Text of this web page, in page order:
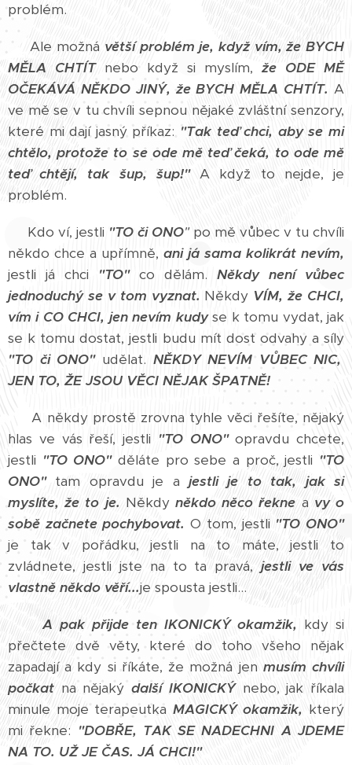
problém.
Ale možná větší problém je, když vím, že BYCH
MĚLA CHTÍTnebo když si myslím, že ODE MĚ
OČEKÁVÁ NĚKDO JINÝ, že BYCH MĚLA CHTÍT. A
ve mě se v tu chvíli sepnou nějaké zvláštní senzory,
které mi dají jasný příkaz: "Tak teď chci, aby se mi
chtělo, protože to se ode mě teď čeká, to ode mě
teď chtějí, tak šup, šup!" A když to nejde, je
problém.
Kdo ví, jestli "TO či ONO"po mě vůbec v tu chvíli
někdo chce a upřímně, ani já sama kolikrát nevím,
jestli já chci "TO"co dělám. Někdy není vůbec
jednoduchý se v tom vyznat. Někdy VÍM, že CHCI,
vím i CO CHCI, jen nevím kudyse k tomu vydat, jak
se k tomu dostat, jestli budu mít dost odvahy a síly
"TO či ONO"udělat. NĚKDY NEVÍM VŮBEC NIC,
JEN TO, ŽE JSOU VĚCI NĚJAK ŠPATNĚ!
A někdy prostě zrovna tyhle věci řešíte, nějaký
hlas ve vás řeší, jestli "TO ONO"opravdu chcete,
jestli "TO ONO"děláte pro sebe a proč, jestli "TO
ONO"tam opravdu je a jestli je to tak, jak si
myslíte, že to je. Někdyněkdo něco řekne a vy o
sobě začnete pochybovat. O tom, jestli "TO ONO"
je tak v pořádku, jestli na to máte, jestli to
zvládnete, jestli jste na to ta pravá,jestli ve vás
vlastně někdo věří...je spousta jestli...
A pak přijde ten IKONICKÝ okamžik, kdy si
přečtete dvě věty, které do toho všeho nějak
zapadají a kdy si říkáte, že možná jen musím chvíli
počkat na nějakýdalší IKONICKÝnebo, jak říkala
minule moje terapeutka MAGICKÝ okamžik, který
mi řekne: "DOBŘE, TAK SE NADECHNI A JDEME
NA TO. UŽ JE ČAS. JÁ CHCI!"